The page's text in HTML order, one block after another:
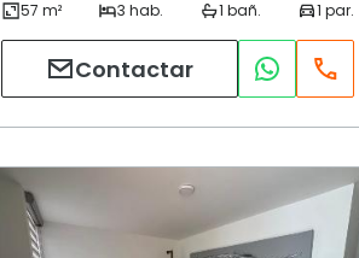
Contactar